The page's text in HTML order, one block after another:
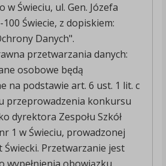
w Świeciu, ul. Gen. Józefa
Świecie, z dopiskiem:
Danych".
przetwarzania danych:
osobowe będą
na podstawie art. 6 ust. 1 lit. c
przeprowadzenia konkursu
dyrektora Zespołu Szkół
1 w Świeciu, prowadzonej
Świecki. Przetwarzanie jest